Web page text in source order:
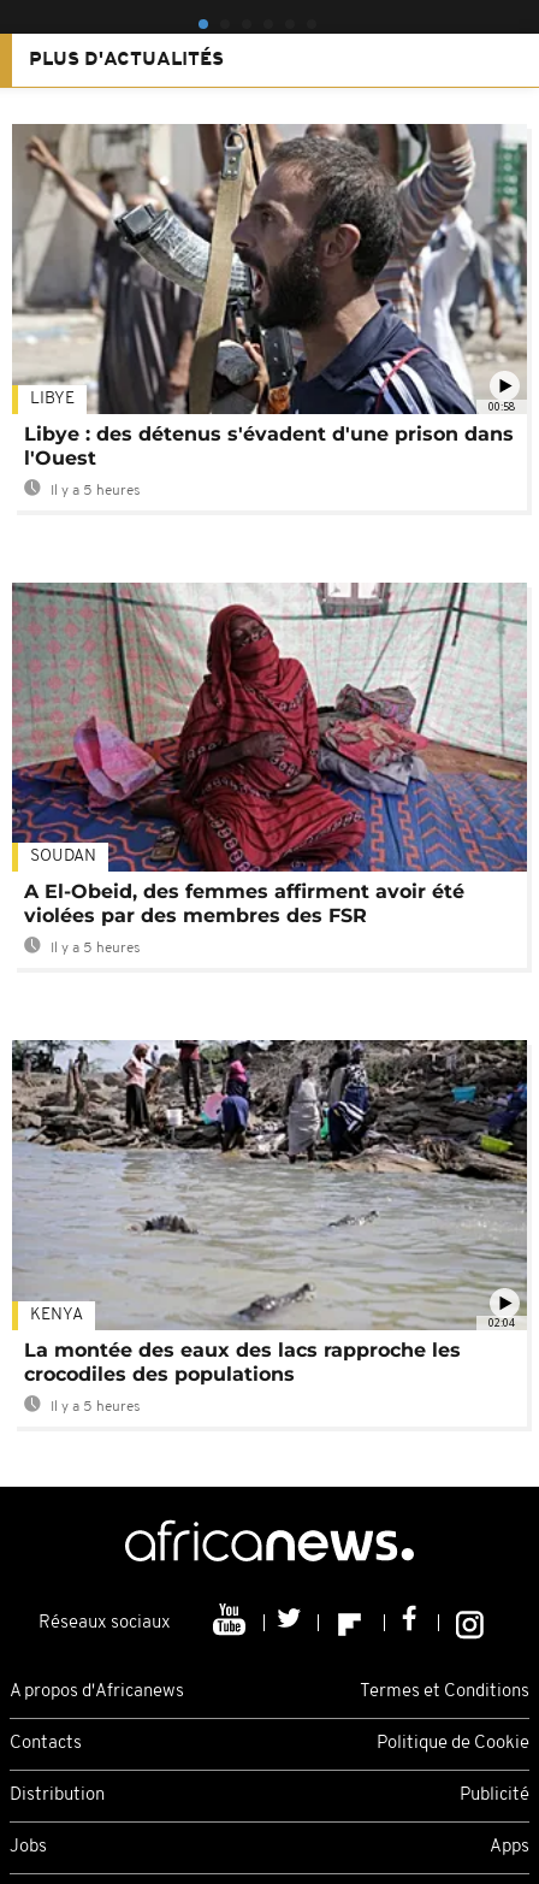
PLUS D'ACTUALITÉS
00:58
LIBYE
Libye : des détenus s'évadent d'une prison dans
l'Ouest
Il y a 5 heures
SOUDAN
A El-Obeid, des femmes affirment avoir été
violées par des membres des FSR
Il y a 5 heures
02:04
KENYA
La montée des eaux des lacs rapproche les
crocodiles des populations
Il y a 5 heures
Réseaux sociaux
A propos d'Africanews Termes et Conditions
Contacts Politique de Cookie
Distribution Publicité
Jobs Apps